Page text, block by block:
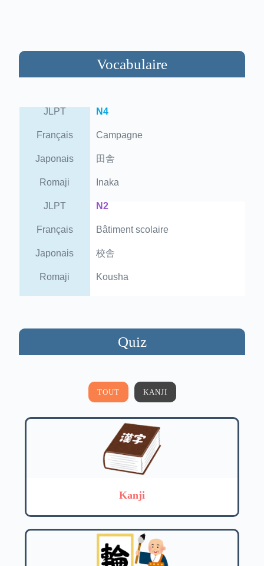
Vocabulaire
JLPT N4
Français Campagne
Japonais 田舎
Romaji Inaka
JLPT N2
Français Bâtiment scolaire
Japonais 校舎
Romaji Kousha
Quiz
TOUT KANJI
Kanji